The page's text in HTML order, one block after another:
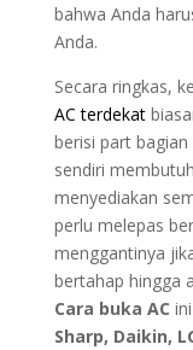
bahwa Anda
Anda.
Secara ringkas,
AC terdekat
berisi part
sendiri
menyediakan
perlu melepas
menggantinya
bertahap hingga
Cara buka AC
Sharp, Daikin,